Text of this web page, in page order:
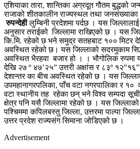
एशियाका तारा, शान्तिका अग्रदूत गौतम बुद्धको
राजाको शीतकालीन राज्यस्थल तथा जनसंख्याका
रुपन्देहीलुम्बिनी प्रदेशमा पर्दछ । यस
अनुसार तराईको जिल्लामा राखिएको छ । यस
कि.मि. रहेको छ भने समुद्र सतहबाट १०० मिटर
अवस्थित रहेको छ। यस जिल्लाको सदरमुकाम
अवस्थित भैरहवा बजार हो । । भौगोलिक रुपमा
देखि २७ º ४७’२५” उत्तरी अक्षांस र ८३º
देशान्तर का बीच अवस्थित रहेको छ । यस
उपमहानागरपलिका, पाँच वटा नगरपालिका र १०
वटा स्थानीय तह रहेका छन् भने विश्व सम्पदा
क्षेत्र पनि यसै जिल्लामा रहेको छ । यस जिल्लाको
पश्चिममा कपिलबस्तु जिल्ला, उत्तरमा पाल्पा
उत्तर प्रदेश राज्यसंग सिमाना जोडिएको छ ।
Advertisement